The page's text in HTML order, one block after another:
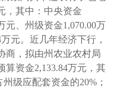
，其中：中央资金
元、州级资金1,070.00万
元。近几年经济下行，
商，拟由州农业农村局
资金2,133.84万元，其
级应配套资金的20%；